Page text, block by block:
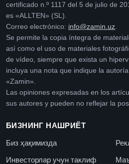
certificado n.º 1117 del 5 de julio de
es «ALLTEN» (SL).
Correo electrónico: info@zamin.uz
Se permite la copia íntegra de
así como el uso de materiales
de vídeo, siempre que exista un
incluya una nota que indique la
«Zamin».
Las opiniones expresadas en los
sus autores y pueden no reflejar la
БИЗНИНГ НАШРИЁТ
Биз ҳақимизда
Инвесторлар учун таклиф